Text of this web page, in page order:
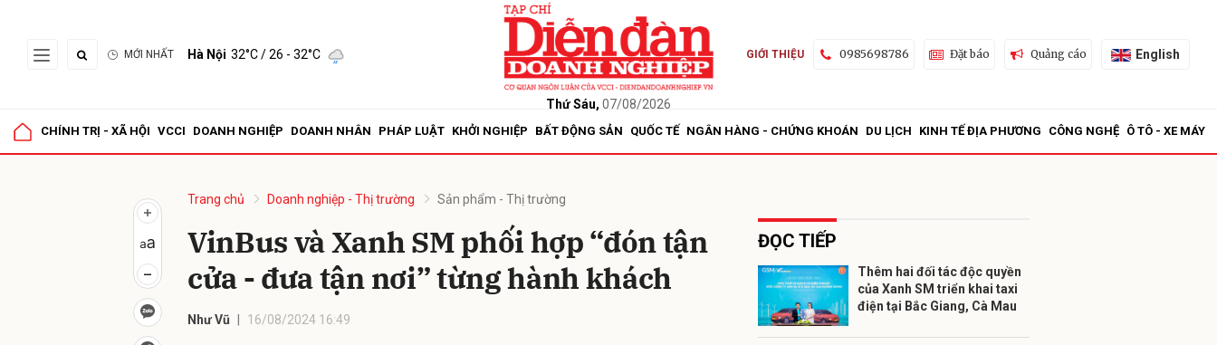
MỚI NHẤT Hà Nội 32°C/ 26 - 32°C
Thứ Sáu, 07/08/2026
GIỚI THIỆU 0985698786 Đặt báo Quảng cáo English
CHÍNH TRỊ - XÃ HỘI VCCI DOANH NGHIỆP DOANH NHÂN PHÁP LUẬT KHỞI NGHIỆP BẤT ĐỘNG SẢN QUỐC TẾ NGÂN HÀNG - CHỨNG KHOÁN DU LỊCH KINH TẾ ĐỊA PHƯƠNG CÔNG NGHỆ Ô TÔ - XE MÁY
Trang chủ Doanh nghiệp - Thị trường Sản phẩm - Thị trường
VinBus và Xanh SM phối hợp “đón tận
cửa - đưa tận nơi” từng hành khách
Như Vũ 16/08/2024 16:49
ĐỌC TIẾP
Thêm hai đối tác độc quyền
của Xanh SM triển khai taxi
điện tại Bắc Giang, Cà Mau
Gửi